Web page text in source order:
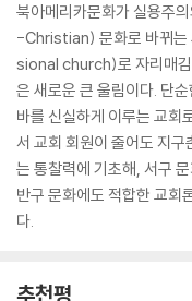
북아메리카문화가 실용주
-Christian) 문화로 바뀌는
sional church)로 자리매김
은 새로운 큰 울림이다. 단
바를 신실하게 이루는 교회
서 교회 회원이 줄어도 지
는 통찰력에 기초해, 서구
반구 문화에도 적합한 교회
다.
추천평